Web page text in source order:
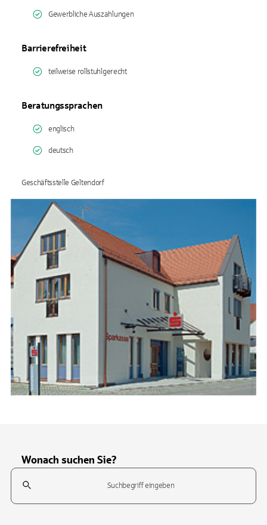
Gewerbliche Auszahlungen
Barrierefreiheit
teilweise rollstuhlgerecht
Beratungssprachen
englisch
deutsch
Geschäftsstelle Geltendorf
Wonach suchen Sie?
Suchfeld